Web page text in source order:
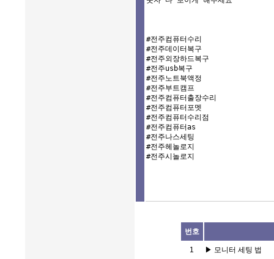
#전주컴퓨터수리
#전주데이터복구
#전주외장하드복구
#전주usb복구
#전주노트북액정
#전주부트캠프
#전주컴퓨터출장수리
#전주컴퓨터포멧
#전주컴퓨터수리점
#전주컴퓨터as
#전주나스세팅
#전주헤놀로지
#전주시놀로지
번호
1 ▶ 모니터 세팅 법